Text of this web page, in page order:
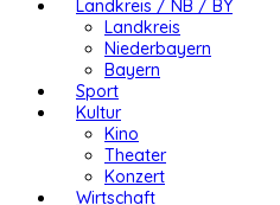
Landkreis / NB / BY
Landkreis
Niederbayern
Bayern
Sport
Kultur
Kino
Theater
Konzert
Wirtschaft